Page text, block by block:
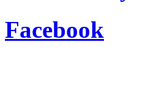
Facebook